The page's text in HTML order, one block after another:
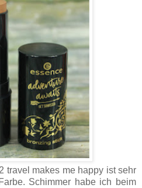
travel makes me happy ist sehr
Schimmer habe ich beim